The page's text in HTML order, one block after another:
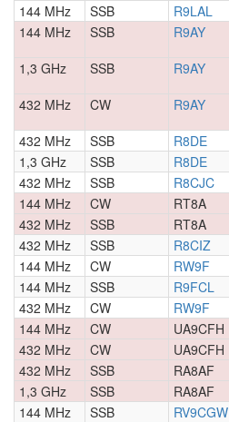
144 MHz
SSB R9LAL
144 MHz
SSB R9AY
1,3 GHz
SSB R9AY
432 MHz
CW R9AY
432 MHz
SSB R8DE
1,3 GHz
SSB R8DE
432 MHz
SSB R8CJC
144 MHz
CW RT8A
432 MHz
SSB RT8A
432 MHz
SSB R8CIZ
144 MHz
CW RW9F
144 MHz
SSB R9FCL
432 MHz
CW RW9F
144 MHz
CW UA9CFH
432 MHz
CW UA9CFH
432 MHz
SSB RA8AF
1,3 GHz
SSB RA8AF
144 MHz
SSB RV9CGW